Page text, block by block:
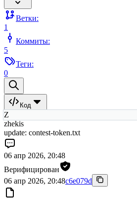
Ветки:
1
Коммиты:
5
Теги:
0
Код
Z
zhekis
update: contest-token.txt
06 апр 2026, 20:48
Верифицирован
06 апр 2026, 20:48c6e079d